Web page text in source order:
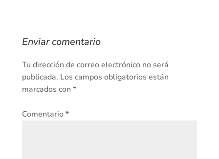
Enviar comentario
Tu dirección de correo electrónico no será
publicada. Los campos obligatorios están
marcados con *
Comentario*